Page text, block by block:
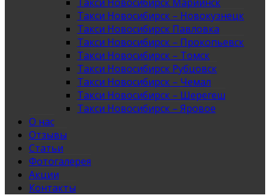
Такси Новосибирск – Новокузнецк
Такси Новосибирск Павловка
Такси Новосибирск – Прокопьевск
Такси Новосибирск – Томск
Такси Новосибирск Рубцовск
Такси Новосибирск – Чемал
Такси Новосибирск – Шерегеш
Такси Новосибирск – Яровое
О нас
Отзывы
Статьи
Фотогалерея
Акции
Контакты